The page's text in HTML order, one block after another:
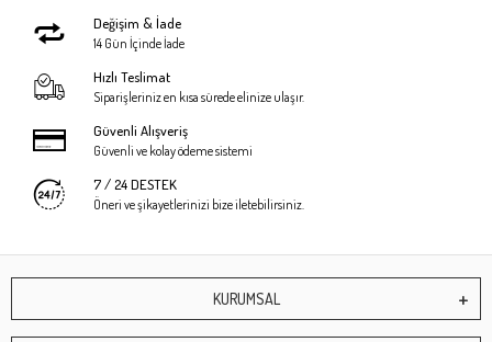
Değişim & İade
14 Gün İçinde İade
Hızlı Teslimat
Siparişleriniz en kısa sürede elinize ulaşır.
Güvenli Alışveriş
Güvenli ve kolay ödeme sistemi
7 / 24 DESTEK
Öneri ve şikayetlerinizi bize iletebilirsiniz.
KURUMSAL